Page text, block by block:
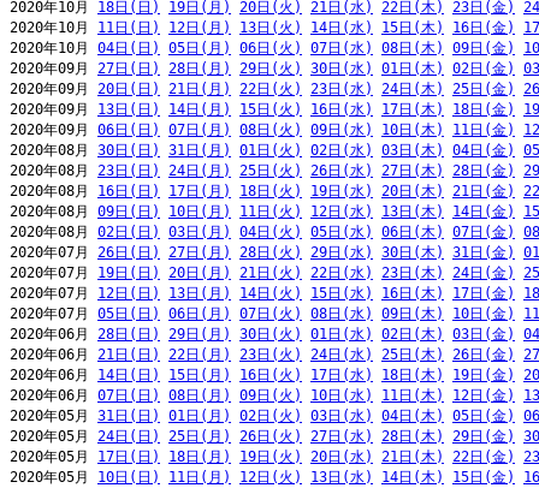
2020年10月 18日(日) 19日(月) 20日(火) 21日(水) 22日(木) 23日(金)
2020年10月 11日(日) 12日(月) 13日(火) 14日(水) 15日(木) 16日(金)
2020年10月 04日(日) 05日(月) 06日(火) 07日(水) 08日(木) 09日(金)
2020年09月 27日(日) 28日(月) 29日(火) 30日(水) 01日(木) 02日(金)
2020年09月 20日(日) 21日(月) 22日(火) 23日(水) 24日(木) 25日(金)
2020年09月 13日(日) 14日(月) 15日(火) 16日(水) 17日(木) 18日(金)
2020年09月 06日(日) 07日(月) 08日(火) 09日(水) 10日(木) 11日(金)
2020年08月 30日(日) 31日(月) 01日(火) 02日(水) 03日(木) 04日(金)
2020年08月 23日(日) 24日(月) 25日(火) 26日(水) 27日(木) 28日(金)
2020年08月 16日(日) 17日(月) 18日(火) 19日(水) 20日(木) 21日(金)
2020年08月 09日(日) 10日(月) 11日(火) 12日(水) 13日(木) 14日(金)
2020年08月 02日(日) 03日(月) 04日(火) 05日(水) 06日(木) 07日(金)
2020年07月 26日(日) 27日(月) 28日(火) 29日(水) 30日(木) 31日(金)
2020年07月 19日(日) 20日(月) 21日(火) 22日(水) 23日(木) 24日(金)
2020年07月 12日(日) 13日(月) 14日(火) 15日(水) 16日(木) 17日(金)
2020年07月 05日(日) 06日(月) 07日(火) 08日(水) 09日(木) 10日(金)
2020年06月 28日(日) 29日(月) 30日(火) 01日(水) 02日(木) 03日(金)
2020年06月 21日(日) 22日(月) 23日(火) 24日(水) 25日(木) 26日(金)
2020年06月 14日(日) 15日(月) 16日(火) 17日(水) 18日(木) 19日(金)
2020年06月 07日(日) 08日(月) 09日(火) 10日(水) 11日(木) 12日(金)
2020年05月 31日(日) 01日(月) 02日(火) 03日(水) 04日(木) 05日(金)
2020年05月 24日(日) 25日(月) 26日(火) 27日(水) 28日(木) 29日(金)
2020年05月 17日(日) 18日(月) 19日(火) 20日(水) 21日(木) 22日(金)
2020年05月 10日(日) 11日(月) 12日(火) 13日(水) 14日(木) 15日(金)